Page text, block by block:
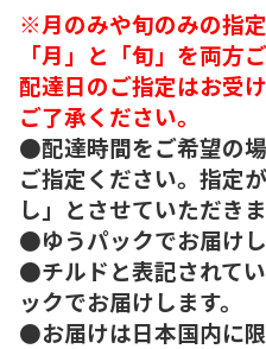
※月のみや旬のみの指
「月」と「旬」を両方
配達日のご指定はお受
ご了承ください。
●配達時間をご希望の
ご指定ください。指定
し」とさせていただきま
●ゆうパックでお届けし
●チルドと表記されて
ックでお届けします。
●お届けは日本国内に限